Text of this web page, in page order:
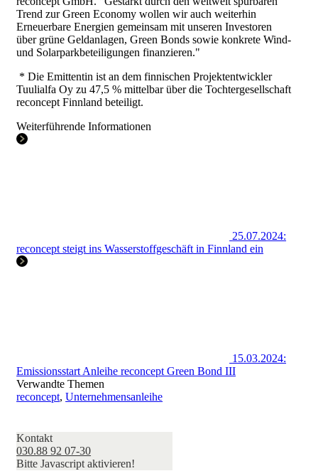
Trend zur Green Economy wollen wir auch weiterhin
Erneuerbare Energien gemeinsam mit unseren Investoren
über grüne Geldanlagen, Green Bonds sowie konkrete Wind-
und Solarparkbeteiligungen finanzieren."
* Die Emittentin ist an dem finnischen Projektentwickler
Tuulialfa Oy zu 47,5 % mittelbar über die Tochtergesellschaft
reconcept Finnland beteiligt.
Weiterführende Informationen
25.07.2024:
reconcept steigt ins Wasserstoffgeschäft in Finnland ein
15.03.2024:
Emissionsstart Anleihe reconcept Green Bond III
Verwandte Themen
reconcept,Unternehmensanleihe
Kontakt
030.88 92 07-30
Bitte Javascript aktivieren!